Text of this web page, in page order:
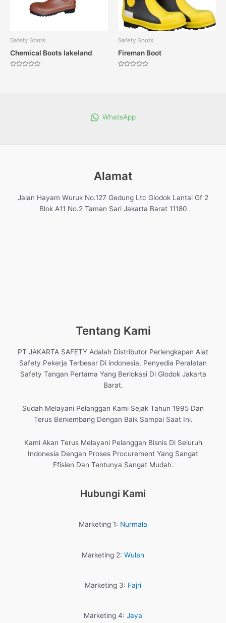
Safety Boots
Chemical Boots lakeland
Safety Boots
Fireman Boot
WhatsApp
Alamat
Jalan Hayam Wuruk No.127 Gedung Ltc Glodok Lantai Gf 2
Blok A11 No.2 Taman Sari Jakarta Barat 11180
Tentang Kami
PT JAKARTA SAFETY Adalah Distributor Perlengkapan Alat
Safety Pekerja Terbesar Di indonesia, Penyedia Peralatan
Safety Tangan Pertama Yang Berlokasi Di Glodok Jakarta
Barat.
Sudah Melayani Pelanggan Kami Sejak Tahun 1995 Dan
Terus Berkembang Dengan Baik Sampai Saat Ini.
Kami Akan Terus Melayani Pelanggan Bisnis Di Seluruh
Indonesia Dengan Proses Procurement Yang Sangat
Efisien Dan Tentunya Sangat Mudah.
Hubungi Kami
Marketing 1: Nurmala
Marketing 2: Wulan
Marketing 3: Fajri
Marketing 4: Jaya